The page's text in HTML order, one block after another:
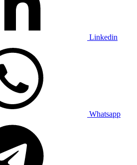
Linkedin
Whatsapp